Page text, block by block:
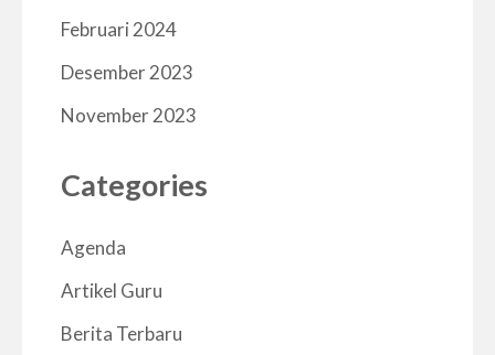
Februari 2024
Desember 2023
November 2023
Categories
Agenda
Artikel Guru
Berita Terbaru